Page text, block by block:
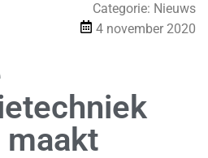
Categorie: Nieuws
4 november 2020
maakt